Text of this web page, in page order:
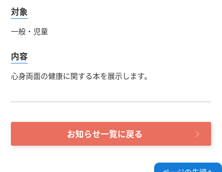
対象
一般・児童
内容
心身両面の健康に関する本を展示します。
お知らせ一覧に戻る